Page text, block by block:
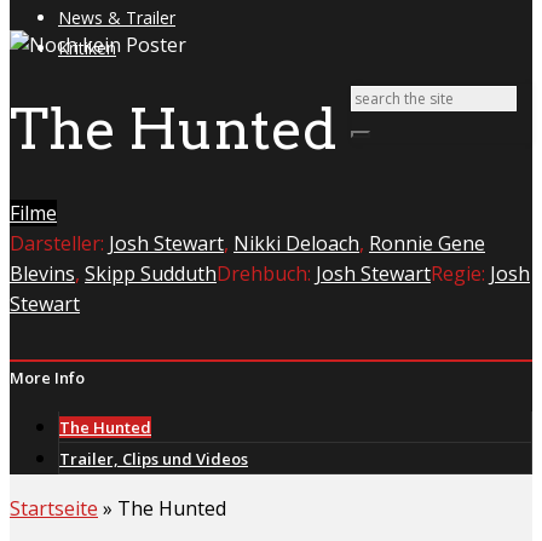
News & Trailer
Kritiken
The Hunted
Filme
Darsteller: Josh Stewart, Nikki Deloach, Ronnie Gene
Blevins, Skipp SudduthDrehbuch: Josh StewartRegie: Josh
Stewart
More Info
The Hunted
Trailer, Clips und Videos
Startseite » The Hunted